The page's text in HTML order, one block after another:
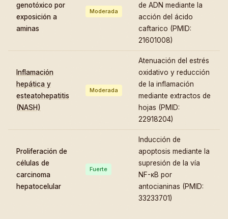
genotóxico por
exposición a
aminas
Moderada
de ADN mediante la
acción del ácido
caftarico (PMID:
21601008)
Inflamación
hepática y
esteatohepatitis
(NASH)
Moderada
Atenuación del estrés
oxidativo y reducción
de la inflamación
mediante extractos de
hojas (PMID:
22918204)
Proliferación de
células de
carcinoma
hepatocelular
Fuerte
Inducción de
apoptosis mediante la
supresión de la vía
NF-κB por
antocianinas (PMID:
33233701)